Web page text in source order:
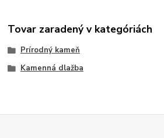
Tovar zaradený v kategóriách
Prírodný kameň
Kamenná dlažba